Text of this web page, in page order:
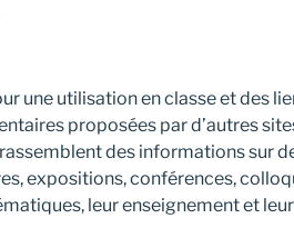
une utilisation en classe et des
proposées par d’autres
des informations sur
expositions, conférences,
leur enseignement et